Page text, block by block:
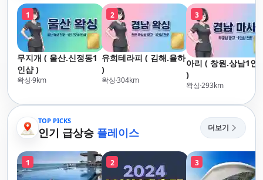
1
무지개 ( 울산.신정동1
인샵 )
왁싱9km
2
유희테라피 ( 김해.율하
)
왁싱304km
3
아리 ( 창원.상남1인
)
왁싱293km
TOP PICKS
인기 급상승 플레이스 더보기
1 2 3